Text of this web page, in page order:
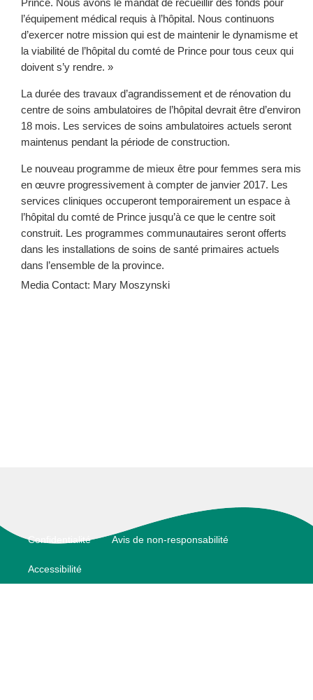
Prince. Nous avons le mandat de recueillir des fonds pour
l’équipement médical requis à l’hôpital. Nous continuons
d’exercer notre mission qui est de maintenir le dynamisme et
la viabilité de l’hôpital du comté de Prince pour tous ceux qui
doivent s’y rendre. »
La durée des travaux d’agrandissement et de rénovation du
centre de soins ambulatoires de l’hôpital devrait être d’environ
18 mois. Les services de soins ambulatoires actuels seront
maintenus pendant la période de construction.
Le nouveau programme de mieux être pour femmes sera mis
en œuvre progressivement à compter de janvier 2017. Les
services cliniques occuperont temporairement un espace à
l’hôpital du comté de Prince jusqu’à ce que le centre soit
construit. Les programmes communautaires seront offerts
dans les installations de soins de santé primaires actuels
dans l’ensemble de la province.
Media Contact: Mary Moszynski
Footer
Confidentialité Avis de non-responsabilité
Accessibilité